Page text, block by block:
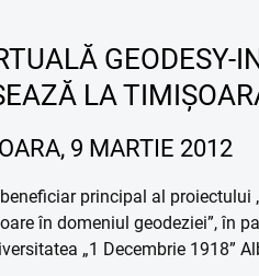
Buletinul Științific
Scientific Bulletin
GEODESY-
LA
9 MARTIE 2012
principal al proiectului
în domeniul geodeziei”, în
„1 Decembrie 1918”